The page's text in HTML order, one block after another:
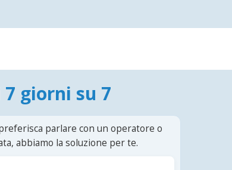
giorni su 7
parlare con un operatore o
abbiamo la soluzione per te.